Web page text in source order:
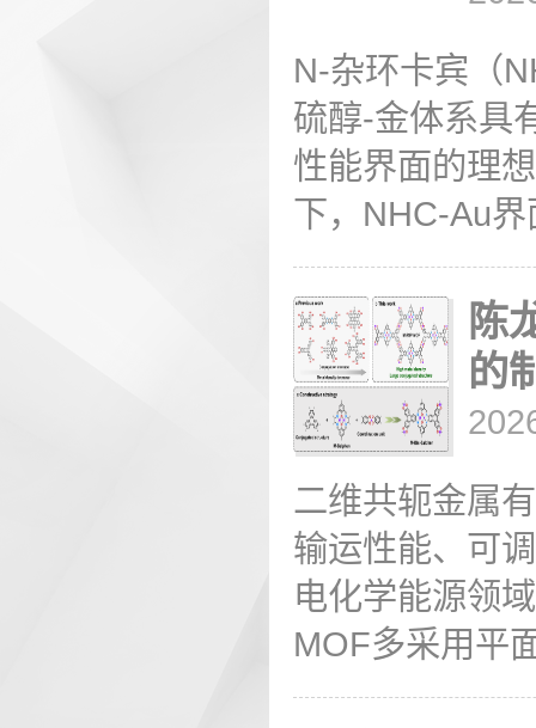
N-杂环卡宾（
硫醇-金体系具
性能界面的理
下，NHC-Au
陈
的
二维共轭金属
输运性能、可
电化学能源领
MOF多采用平